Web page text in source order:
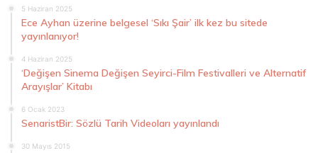
5 Haziran 2025
Ece Ayhan üzerine belgesel ‘Sıkı Şair’ ilk kez bu sitede
yayınlanıyor!
4 Haziran 2025
‘Değişen Sinema Değişen Seyirci-Film Festivalleri ve Alternatif
Arayışlar’ Kitabı
6 Ocak 2023
SenaristBir: Sözlü Tarih Videoları yayınlandı
30 Mayıs 2015